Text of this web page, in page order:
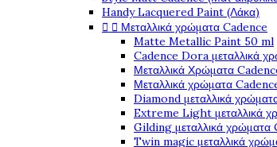
Handy Lacquered Paint (Λάκα)
  Μεταλλικά χρώματα Cadence
Matte Metallic Paint 50 ml
Cadence Dora μεταλλικά
Μεταλλικά Χρώματα
Μεταλλικά χρώματα
Diamond μεταλλικά
Extreme Light μεταλλικά
Gilding μεταλλικά χρώματα
Twin magic μεταλλικά